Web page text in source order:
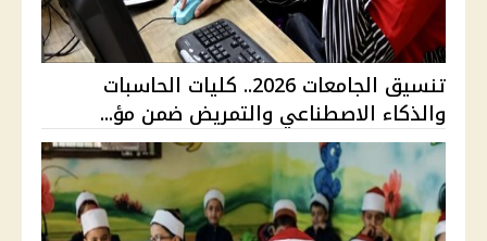
تنسيق الجامعات 2026.. كليات الحاسبات
والذكاء الاصطناعي والتمريض ضمن مؤ...